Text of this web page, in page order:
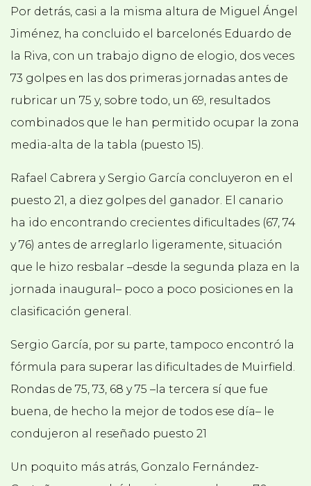
Por detrás, casi a la misma altura de Miguel Ángel
Jiménez, ha concluido el barcelonés Eduardo de
la Riva, con un trabajo digno de elogio, dos veces
73 golpes en las dos primeras jornadas antes de
rubricar un 75 y, sobre todo, un 69, resultados
combinados que le han permitido ocupar la zona
media-alta de la tabla (puesto 15).
Rafael Cabrera y Sergio García concluyeron en el
puesto 21, a diez golpes del ganador. El canario
ha ido encontrando crecientes dificultades (67, 74
y 76) antes de arreglarlo ligeramente, situación
que le hizo resbalar –desde la segunda plaza en la
jornada inaugural– poco a poco posiciones en la
clasificación general.
Sergio García, por su parte, tampoco encontró la
fórmula para superar las dificultades de Muirfield.
Rondas de 75, 73, 68 y 75 –la tercera sí que fue
buena, de hecho la mejor de todos ese día– le
condujeron al reseñado puesto 21
Un poquito más atrás, Gonzalo Fernández-